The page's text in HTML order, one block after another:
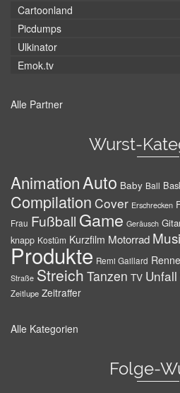
Cartoonland
Picdumps
Ulkinator
Emok.tv
Alle Partner
Wurst-
AnimationAuto Baby Ball
Compilation Cover Erschrecken
Frau Fußball Game Geräusch
knapp Kostüm Kurzfilm Motorrad
Produkte Remi Gaillard
Straße Streich Tanzen TV Unfall
Zeitlupe Zeitraffer
Alle Kategorien
Folge-